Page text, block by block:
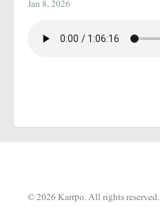
Jan 8, 2026
© 2026 Karrpo. All rights reserved.